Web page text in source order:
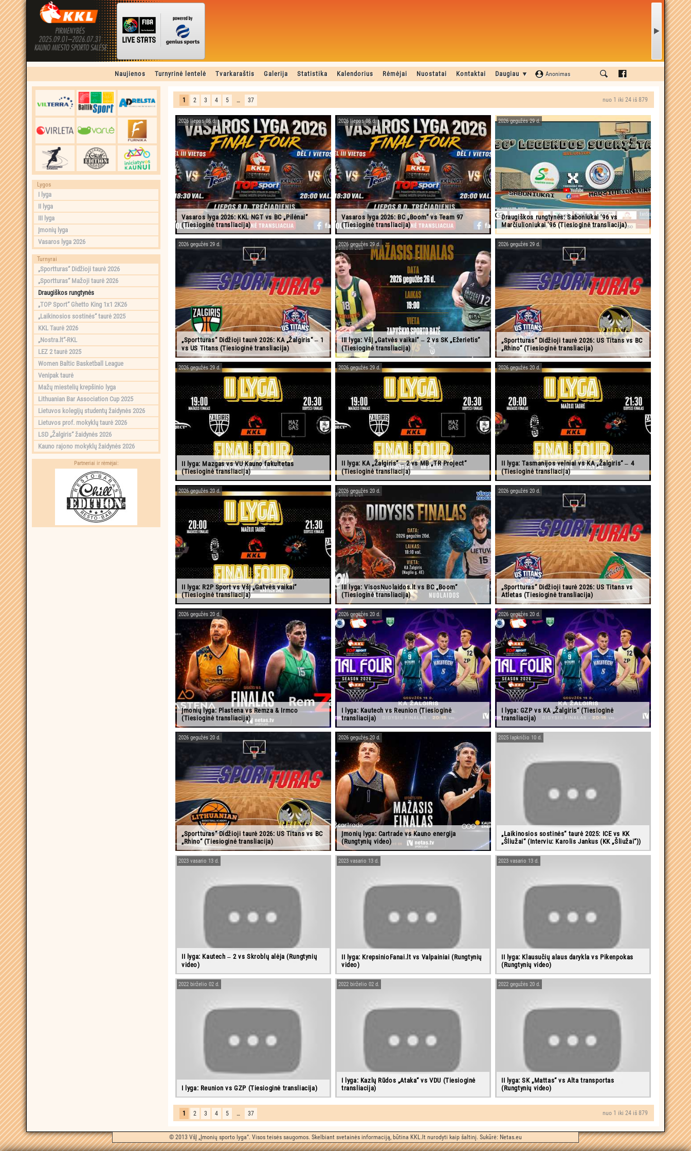
Naujienos Turnyrinė lentelė Tvarkaraštis Galerija Statistika Kalendorius Rėmėjai Nuostatai Kontaktai Daugiau ▼ Anonimas
Lygos
I lyga
II lyga
III lyga
Įmonių lyga
Vasaros lyga 2026
Turnyrai
„Sportturas“ Didžioji taurė 2026
„Sportturas“ Mažoji taurė 2026
Draugiškos rungtynės
„TOP Sport“ Ghetto King 1x1 2K26
„Laikinosios sostinės“ taurė 2025
KKL Taurė 2026
„Nostra.lt“-RKL
LEZ 2 taurė 2025
Women Baltic Basketball League
Venipak taurė
Mažų miestelių krepšinio lyga
Lithuanian Bar Association Cup 2025
Lietuvos kolegijų studentų žaidynės 2026
Lietuvos prof. mokyklų taurė 2026
LSD „Žalgiris“ žaidynės 2026
Kauno rajono mokyklų žaidynės 2026
Partneriai ir rėmėjai:
1 2 3 4 5 … 37 nuo 1 iki 24 iš 879
Vasaros lyga 2026: KKL NGT vs BC „Pilėnai“
(Tiesioginė transliacija)
2026 liepos 08 d.
Vasaros lyga 2026: BC „Boom“ vs Team 97
(Tiesioginė transliacija)
2026 liepos 08 d.
Draugiškos rungtynės: Saboniukai '96 vs
Marčiulioniukai '96 (Tiesioginė transliacija)
2026 gegužės 29 d.
„Sportturas“ Didžioji taurė 2026: KA „Žalgiris“ ‒ 1
vs US Titans (Tiesioginė transliacija)
2026 gegužės 29 d.
III lyga: VšĮ „Gatvės vaikai“ ‒ 2 vs SK „Ežerietis“
(Tiesioginė transliacija)
2026 gegužės 29 d.
„Sportturas“ Didžioji taurė 2026: US Titans vs BC
„Rhino“ (Tiesioginė transliacija)
2026 gegužės 29 d.
II lyga: Mazgas vs VU Kauno fakultetas
(Tiesioginė transliacija)
2026 gegužės 29 d.
II lyga: KA „Žalgiris“ ‒ 2 vs MB „TR Project“
(Tiesioginė transliacija)
2026 gegužės 29 d.
II lyga: Tasmanijos velniai vs KA „Žalgiris“ ‒ 4
(Tiesioginė transliacija)
2026 gegužės 20 d.
II lyga: R2P Sport vs VšĮ „Gatvės vaikai“
(Tiesioginė transliacija)
2026 gegužės 20 d.
III lyga: VisosNuolaidos.lt vs BC „Boom“
(Tiesioginė transliacija)
2026 gegužės 20 d.
„Sportturas“ Didžioji taurė 2026: US Titans vs
Atletas (Tiesioginė transliacija)
2026 gegužės 20 d.
Įmonių lyga: Plastena vs Remza & Irmco
(Tiesioginė transliacija)
2026 gegužės 20 d.
I lyga: Kautech vs Reunion (Tiesioginė
transliacija)
2026 gegužės 20 d.
I lyga: GZP vs KA „Žalgiris“ (Tiesioginė
transliacija)
2026 gegužės 20 d.
„Sportturas“ Didžioji taurė 2026: US Titans vs BC
„Rhino“ (Tiesioginė transliacija)
2026 gegužės 20 d.
Įmonių lyga: Cartrade vs Kauno energija
(Rungtynių video)
2026 gegužės 20 d.
„Laikinosios sostinės“ taurė 2025: ICE vs KK
„Šliužai“ (Interviu: Karolis Jankus (KK „Šliužai“))
2025 lapkričio 10 d.
II lyga: Kautech ‒ 2 vs Skroblų alėja (Rungtynių
video)
2023 vasario 13 d.
II lyga: KrepsinioFanai.lt vs Valpainiai (Rungtynių
video)
2023 vasario 13 d.
II lyga: Klausučių alaus darykla vs Pikenpokas
(Rungtynių video)
2023 vasario 13 d.
I lyga: Reunion vs GZP (Tiesioginė transliacija)
2022 birželio 02 d.
I lyga: Kazlų Rūdos „Ataka“ vs VDU (Tiesioginė
transliacija)
2022 birželio 02 d.
II lyga: SK „Mattas“ vs Alta transportas
(Rungtynių video)
2022 gegužės 20 d.
1 2 3 4 5 … 37 nuo 1 iki 24 iš 879
© 2013 VšĮ „Įmonių sporto lyga“. Visos teisės saugomos. Skelbiant svetainės informaciją, būtina KKL.lt nurodyti kaip šaltinį. Sukūrė: Netas.eu